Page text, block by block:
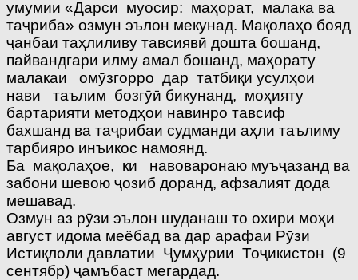
умумии «Дарси муосир: маҳорат, малака ва
таҷриба» озмун эълон мекунад. Мақолаҳо бояд
ҷанбаи таҳлиливу тавсиявӣ дошта бошанд,
пайвандгари илму амал бошанд, маҳорату
малакаи омӯзгорро дар татбиқи усулҳои
нави таълим бозгӯӣ бикунанд, моҳияту
бартарияти методҳои навинро тавсиф
бахшанд ва таҷрибаи судманди аҳли таълиму
тарбияро инъикос намоянд.
Ба мақолаҳое, ки навоваронаю муъҷазанд ва
забони шевою ҷозиб доранд, афзалият дода
мешавад.
Озмун аз рӯзи эълон шуданаш то охири моҳи
август идома меёбад ва дар арафаи Рӯзи
Истиқлоли давлатии Ҷумҳурии Тоҷикистон (9
сентябр) ҷамъбаст мегардад.